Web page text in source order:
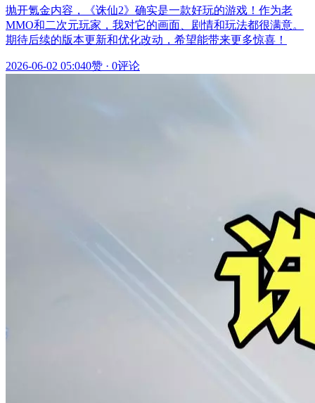
抛开氪金内容，《诛仙2》确实是一款好玩的游戏！作为老
MMO和二次元玩家，我对它的画面、剧情和玩法都很满意。
期待后续的版本更新和优化改动，希望能带来更多惊喜！
2026-06-02 05:040赞 · 0评论